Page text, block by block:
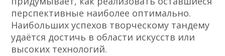
перспективные наиболее оптимально.
Наибольших успехов творческому тандему
удаётся достичь в области искусств или
высоких технологий.